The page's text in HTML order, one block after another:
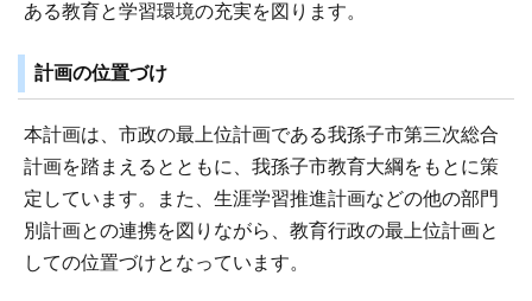
ある教育と学習環境の充実を図ります。
計画の位置づけ
本計画は、市政の最上位計画である我孫子市第三次総合
計画を踏まえるとともに、我孫子市教育大綱をもとに策
定しています。また、生涯学習推進計画などの他の部門
別計画との連携を図りながら、教育行政の最上位計画と
しての位置づけとなっています。